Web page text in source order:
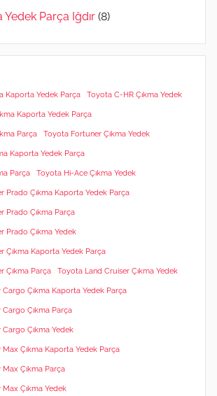
Yedek Parça Iğdır (8)
Kaporta Yedek Parça Toyota C-HR Çıkma Yedek
Kaporta Yedek Parça
Parça Toyota Fortuner Çıkma Yedek
Kaporta Yedek Parça
Parça Toyota Hi-Ace Çıkma Yedek
Prado Çıkma Kaporta Yedek Parça
Prado Çıkma Parça
Prado Çıkma Yedek
Çıkma Kaporta Yedek Parça
Çıkma Parça Toyota Land Cruiser Çıkma Yedek
Çıkma Kaporta Yedek Parça
Çıkma Parça
Çıkma Yedek
Çıkma Kaporta Yedek Parça
Çıkma Parça
Çıkma Yedek